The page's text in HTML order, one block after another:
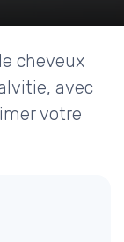
cheveux
avec
votre